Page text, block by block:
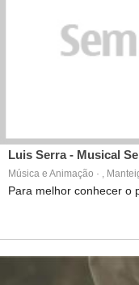
Luis Serra - Musical
Música e Animação · ,
Para melhor conhecer o